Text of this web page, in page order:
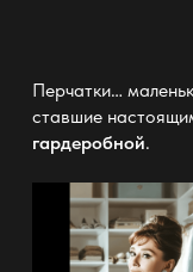
Перчатки…
ставшие
гардеробной.